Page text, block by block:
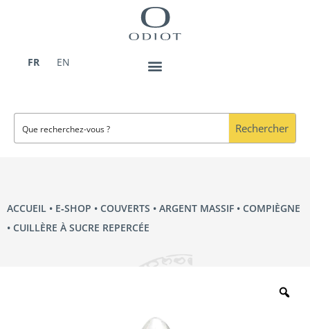
FR
EN
Rechercher
ACCUEIL • E‑SHOP • COUVERTS • ARGENT MASSIF • COMPIÈGNE
• CUILLÈRE À SUCRE REPERCÉE